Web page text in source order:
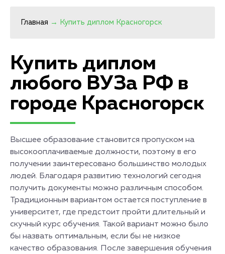
Главная → Купить диплом Красногорск
Купить диплом
любого ВУЗа РФ в
городе Красногорск
Высшее образование становится пропуском на
высокооплачиваемые должности, поэтому в его
получении заинтересовано большинство молодых
людей. Благодаря развитию технологий сегодня
получить документы можно различным способом.
Традиционным вариантом остается поступление в
университет, где предстоит пройти длительный и
скучный курс обучения. Такой вариант можно было
бы назвать оптимальным, если бы не низкое
качество образования. После завершения обучения